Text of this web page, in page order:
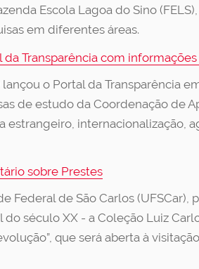
Escola Lagoa do Sino
em diferentes áreas.
Transparência com
o Portal da Transparência
de estudo da Coordenação de
internacionalização,
sobre Prestes
Federal de São Carlos
século XX - a Coleção Luiz
que será aberta à